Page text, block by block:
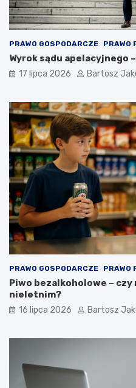
PRAWO GOSPODARCZE PRAWO
Wyrok sądu apelacyjnego
17 lipca 2026 Bartosz
PRAWO GOSPODARCZE PRAWO
Piwo bezalkoholowe – czy
nieletnim?
16 lipca 2026 Bartosz